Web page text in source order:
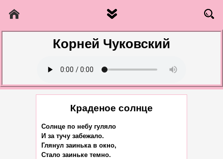
Корней Чуковский
Краденое солнце
Солнце по небу гуляло
И за тучу забежало.
Глянул заинька в окно,
Стало заиньке темно.